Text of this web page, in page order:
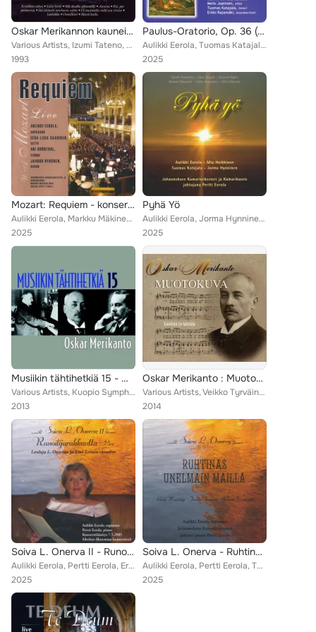
Oskar Merikannon kauneimmat [Best of Oskar Merikanto]
Various Artists, Izumi Tateno, Kaija Saarikettu, Sauli Tiilikainen, Jorma Hynninen, Jaakko Ryhänen, The Candomino Choir, Ralf Go...
1993
Paulus-Oratorio, Op. 36 (Live)
Aulikki Eerola, Tuomas Katajala, Erkki Rajamäki, Melis Jaatinen, Johanneksen Kamariorkesteri, Johanneksen Kamariorkesteri ja Kam...
2025
Mozart: Requiem - konserttiäänitys Johanneksenkirkossa 29.2.2004
Aulikki Eerola, Markku Mäkinen, Pertti Eerola, Johanneksen Kamariorkesteri ja Kamarikuoro
2025
Pyhä Yö
Aulikki Eerola, Jorma Hynninen, Pertti Eerola, Johanneksen Kamariorkesteri ja Kamarikuoro
2025
Musiikin tähtihetkiä 15 - Oskar Merikanto
Various Artists, Kuopio Symphony Orchestra, Veikko Tyrväinen, Izumi Tateno, Aulikki Eerola, Sauli Tiilikainen, Margareta Haverin...
2013
Oskar Merikanto : Muotokuva
Various Artists, Veikko Tyrväinen, Izumi Tateno, Aulikki Eerola, Sauli Tiilikainen, Kaija Saarikettu, Tapiola Choir, Jaakko Ryhä...
2014
Soiva L. Onerva II - Runoilijarakkautta (Konserttiäänite Sibelius-Akatemian konserttisalissa 7.5.2005)
Aulikki Eerola, Pertti Eerola, Erkki Palola, Johanneksen Kamarikuoro
2025
Soiva L. Onerva - Ruhtinas unelmain mailla
Aulikki Eerola, Pertti Eerola, Tuomas Rousi, Johanneksen Kamariorkesteri, Johanneksen Kamarikuoro
2025